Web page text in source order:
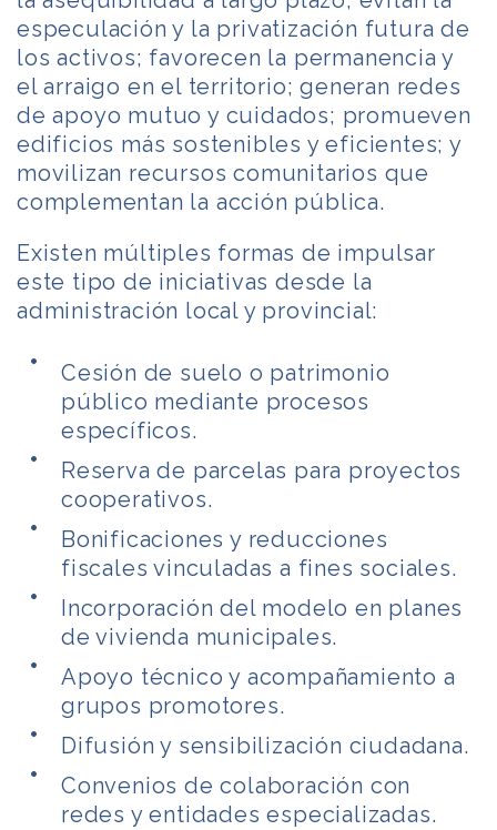
especulación y la privatización futura de
los activos; favorecen la permanencia y
el arraigo en el territorio; generan redes
de apoyo mutuo y cuidados; promueven
edificios más sostenibles y eficientes; y
movilizan recursos comunitarios que
complementan la acción pública.
Existen múltiples formas de impulsar
este tipo de iniciativas desde la
administración local y provincial:
Cesión de suelo o patrimonio
público mediante procesos
específicos.
Reserva de parcelas para proyectos
cooperativos.
Bonificaciones y reducciones
fiscales vinculadas a fines sociales.
Incorporación del modelo en planes
de vivienda municipales.
Apoyo técnico y acompañamiento a
grupos promotores.
Difusión y sensibilización ciudadana.
Convenios de colaboración con
redes y entidades especializadas.